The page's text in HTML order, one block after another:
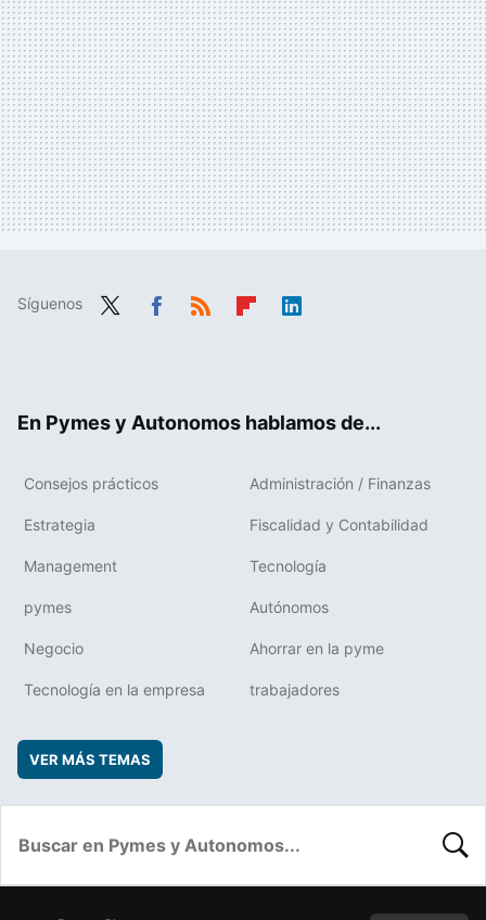
Síguenos
En Pymes y Autonomos hablamos de...
Consejos prácticos Administración / Finanzas
Estrategia Fiscalidad y Contabilidad
Management Tecnología
pymes Autónomos
Negocio Ahorrar en la pyme
Tecnología en la empresa trabajadores
VER MÁS TEMAS